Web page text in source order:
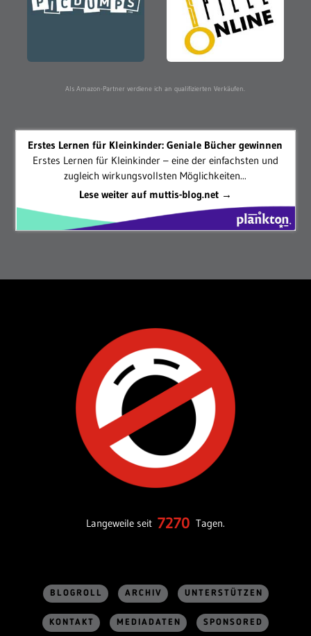
Als Amazon-Partner verdiene ich an qualifizierten Verkäufen.
Erstes Lernen für Kleinkinder: Geniale Bücher gewinnen
Erstes Lernen für Kleinkinder – eine der einfachsten und
zugleich wirkungsvollsten Möglichkeiten...
Lese weiter auf muttis-blog.net →
Langeweile seit 7270 Tagen.
BLOGROLL ARCHIV UNTERSTÜTZEN
KONTAKT MEDIADATEN SPONSORED